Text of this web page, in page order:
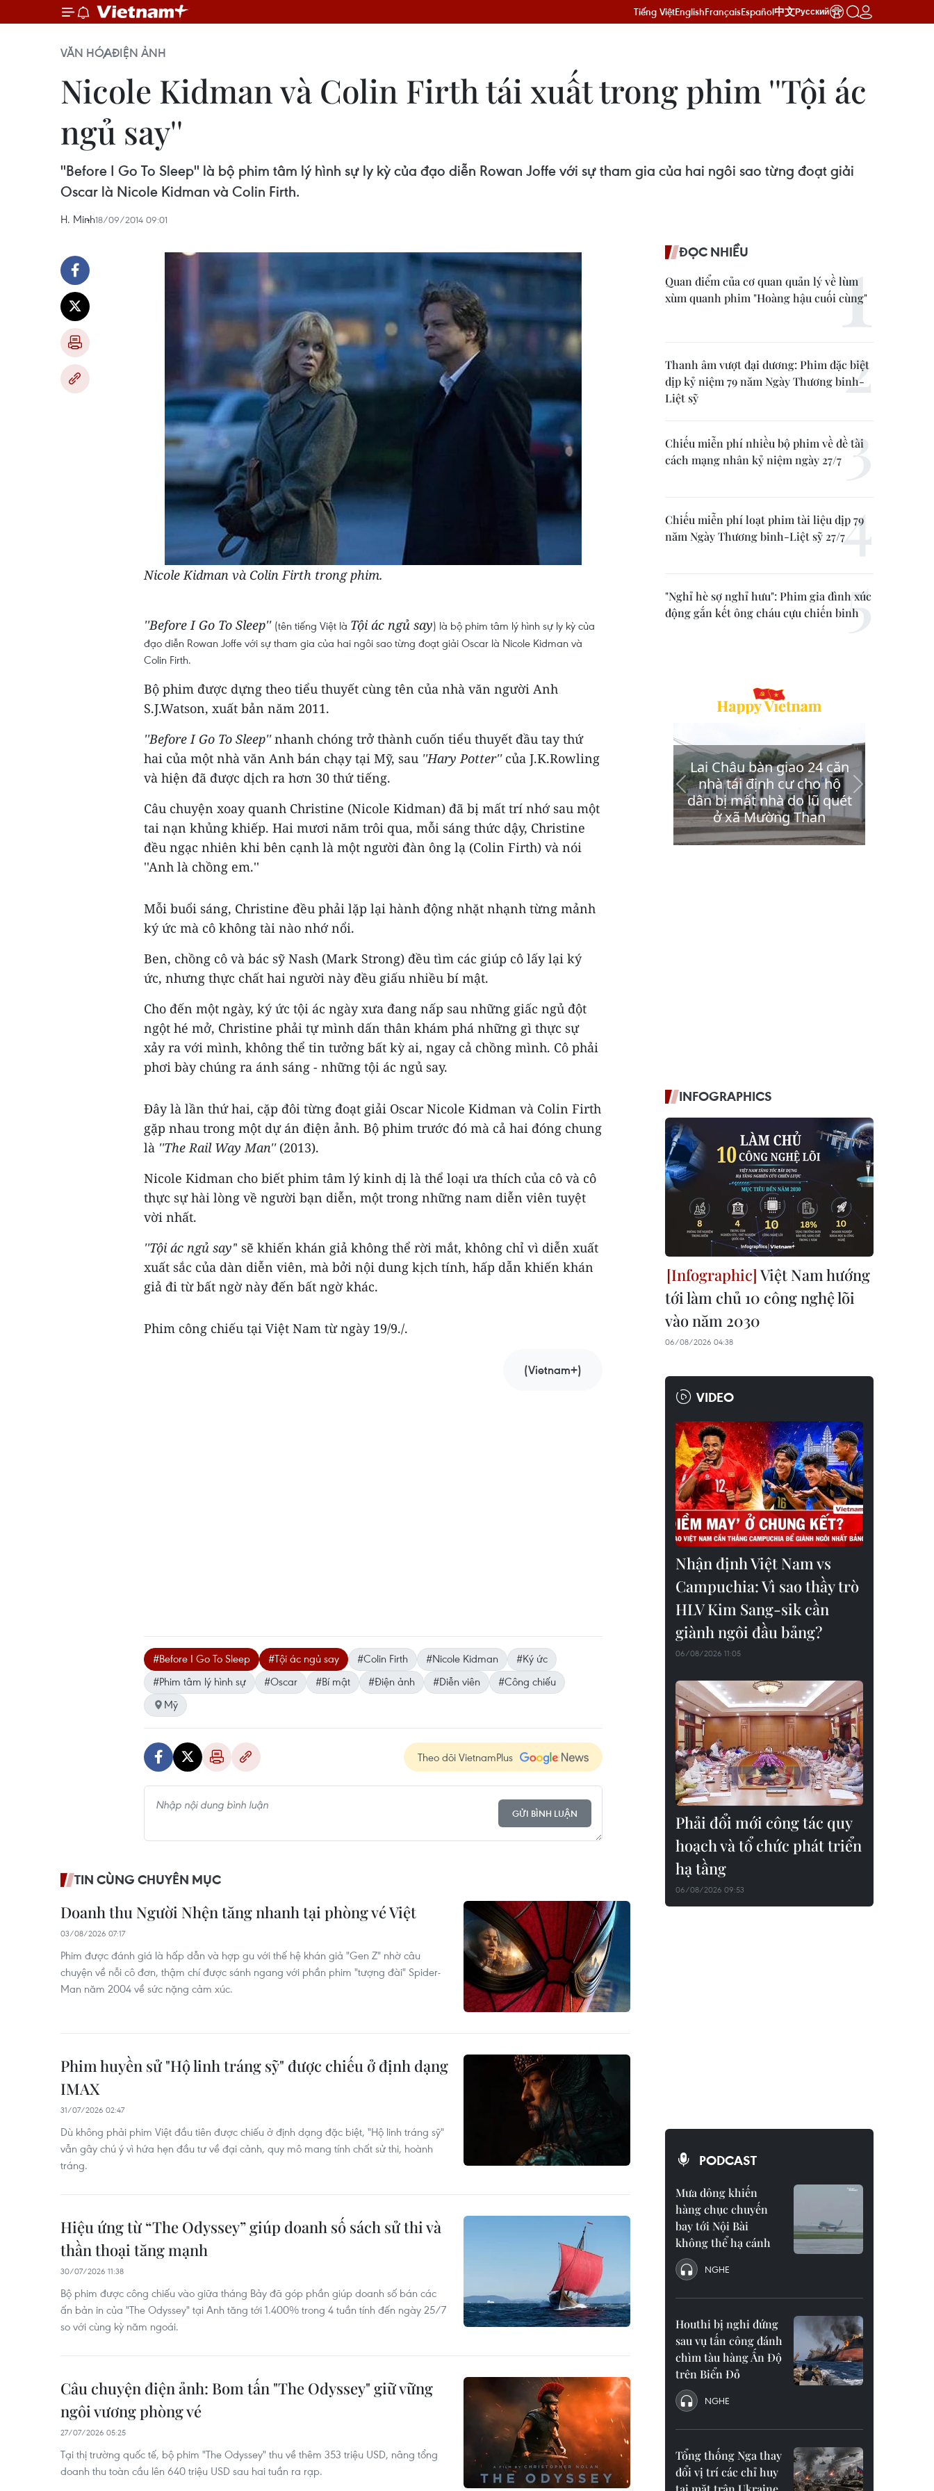
Tiếng ViệtEnglishFrançaisEspañol中文Русский
VĂN HÓAĐIỆN ẢNH
Nicole Kidman và Colin Firth tái xuất trong phim ''Tội ác
ngủ say''
''Before I Go To Sleep'' là bộ phim tâm lý hình sự ly kỳ của đạo diễn Rowan Joffe với sự tham gia của hai ngôi sao từng đoạt giải
Oscar là Nicole Kidman và Colin Firth.
H. Minh18/09/2014 09:01
Nicole Kidman và Colin Firth trong phim.
''Before I Go To Sleep'' (tên tiếng Việt là Tội ác ngủ say) là bộ phim tâm lý hình sự ly kỳ của
đạo diễn Rowan Joffe với sự tham gia của hai ngôi sao từng đoạt giải Oscar là Nicole Kidman và
Colin Firth.
Bộ phim được dựng theo tiểu thuyết cùng tên của nhà văn người Anh
S.J.Watson, xuất bản năm 2011.
''Before I Go To Sleep''nhanh chóng trở thành cuốn tiểu thuyết đầu tay thứ
hai của một nhà văn Anh bán chạy tại Mỹ, sau ''Hary Potter''của J.K.Rowling
và hiện đã được dịch ra hơn 30 thứ tiếng.
Câu chuyện xoay quanh Christine (Nicole Kidman) đã bị mất trí nhớ sau một
tai nạn khủng khiếp. Hai mươi năm trôi qua, mỗi sáng thức dậy, Christine
đều ngạc nhiên khi bên cạnh là một người đàn ông lạ (Colin Firth) và nói
''Anh là chồng em.''
Mỗi buổi sáng, Christine đều phải lặp lại hành động nhặt nhạnh từng mảnh
ký ức mà cô không tài nào nhớ nổi.
Ben, chồng cô và bác sỹ Nash (Mark Strong) đều tìm các giúp cô lấy lại ký
ức, nhưng thực chất hai người này đều giấu nhiều bí mật.
Cho đến một ngày, ký ức tội ác ngày xưa đang nấp sau những giấc ngủ đột
ngột hé mở, Christine phải tự mình dấn thân khám phá những gì thực sự
xảy ra với mình, không thể tin tưởng bất kỳ ai, ngay cả chồng mình. Cô phải
phơi bày chúng ra ánh sáng - những tội ác ngủ say.
Đây là lần thứ hai, cặp đôi từng đoạt giải Oscar Nicole Kidman và Colin Firth
gặp nhau trong một dự án điện ảnh. Bộ phim trước đó mà cả hai đóng chung
là ''The Rail Way Man''(2013).
Nicole Kidman cho biết phim tâm lý kinh dị là thể loại ưa thích của cô và cô
thực sự hài lòng về người bạn diễn, một trong những nam diễn viên tuyệt
vời nhất.
''Tội ác ngủ say'' sẽ khiến khán giả không thể rời mắt, không chỉ vì diễn xuất
xuất sắc của dàn diễn viên, mà bởi nội dung kịch tính, hấp dẫn khiến khán
giả đi từ bất ngờ này đến bất ngờ khác.
Phim công chiếu tại Việt Nam từ ngày 19/9./.
(Vietnam+)
#Before I Go To Sleep #Tội ác ngủ say #Colin Firth #Nicole Kidman
#Ký ức
#Phim tâm lý hình sự
#Oscar #Bí mật #Điện ảnh #Diễn viên
#Công chiếu
Mỹ
Theo dõi VietnamPlus
GỬI BÌNH LUẬN
TIN CÙNG CHUYÊN MỤC
Doanh thu Người Nhện tăng nhanh tại phòng vé Việt
03/08/2026 07:17
Phim được đánh giá là hấp dẫn và hợp gu với thế hệ khán giả "Gen Z" nhờ câu
chuyện về nỗi cô đơn, thậm chí được sánh ngang với phần phim "tượng đài" Spider-
Man năm 2004 về sức nặng cảm xúc.
Phim huyền sử "Hộ linh tráng sỹ" được chiếu ở định dạng
IMAX
31/07/2026 02:47
Dù không phải phim Việt đầu tiên được chiếu ở định dạng đặc biệt, "Hộ linh tráng sỹ"
vẫn gây chú ý vì hứa hẹn đầu tư về đại cảnh, quy mô mang tính chất sử thi, hoành
tráng.
Hiệu ứng từ “The Odyssey” giúp doanh số sách sử thi và
thần thoại tăng mạnh
30/07/2026 11:38
Bộ phim được công chiếu vào giữa tháng Bảy đã góp phần giúp doanh số bán các
ấn bản in của "The Odyssey" tại Anh tăng tới 1.400% trong 4 tuần tính đến ngày 25/7
so với cùng kỳ năm ngoái.
Câu chuyện điện ảnh: Bom tấn "The Odyssey" giữ vững
ngôi vương phòng vé
27/07/2026 05:25
Tại thị trường quốc tế, bộ phim "The Odyssey" thu về thêm 353 triệu USD, nâng tổng
doanh thu toàn cầu lên 640 triệu USD sau hai tuần ra rạp.
ĐỌC NHIỀU
Quan điểm của cơ quan quản lý về lùm
xùm quanh phim "Hoàng hậu cuối cùng"
Thanh âm vượt đại dương: Phim đặc biệt
dịp kỷ niệm 79 năm Ngày Thương binh-
Liệt sỹ
Chiếu miễn phí nhiều bộ phim về đề tài
cách mạng nhân kỷ niệm ngày 27/7
Chiếu miễn phí loạt phim tài liệu dịp 79
năm Ngày Thương binh-Liệt sỹ 27/7
"Nghỉ hè sợ nghỉ hưu": Phim gia đình xúc
động gắn kết ông cháu cựu chiến binh
INFOGRAPHICS
Việt Nam hướng
tới làm chủ 10 công nghệ lõi
vào năm 2030
06/08/2026 04:38
VIDEO
Nhận định Việt Nam vs
Campuchia: Vì sao thầy trò
HLV Kim Sang-sik cần
giành ngôi đầu bảng?
06/08/2026 11:05
Phải đổi mới công tác quy
hoạch và tổ chức phát triển
hạ tầng
06/08/2026 09:53
PODCAST
Mưa dông khiến
hàng chục chuyến
bay tới Nội Bài
không thể hạ cánh
NGHE
Houthi bị nghi đứng
sau vụ tấn công đánh
chìm tàu hàng Ấn Độ
trên Biển Đỏ
NGHE
Tổng thống Nga thay
đổi vị trí các chỉ huy